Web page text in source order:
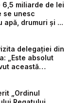
6,5 miliarde de lei
se unesc
apă, drumuri și ...
delegației din
„Este absolut
această
„Ordinul